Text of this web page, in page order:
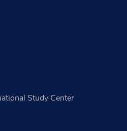
Study Center